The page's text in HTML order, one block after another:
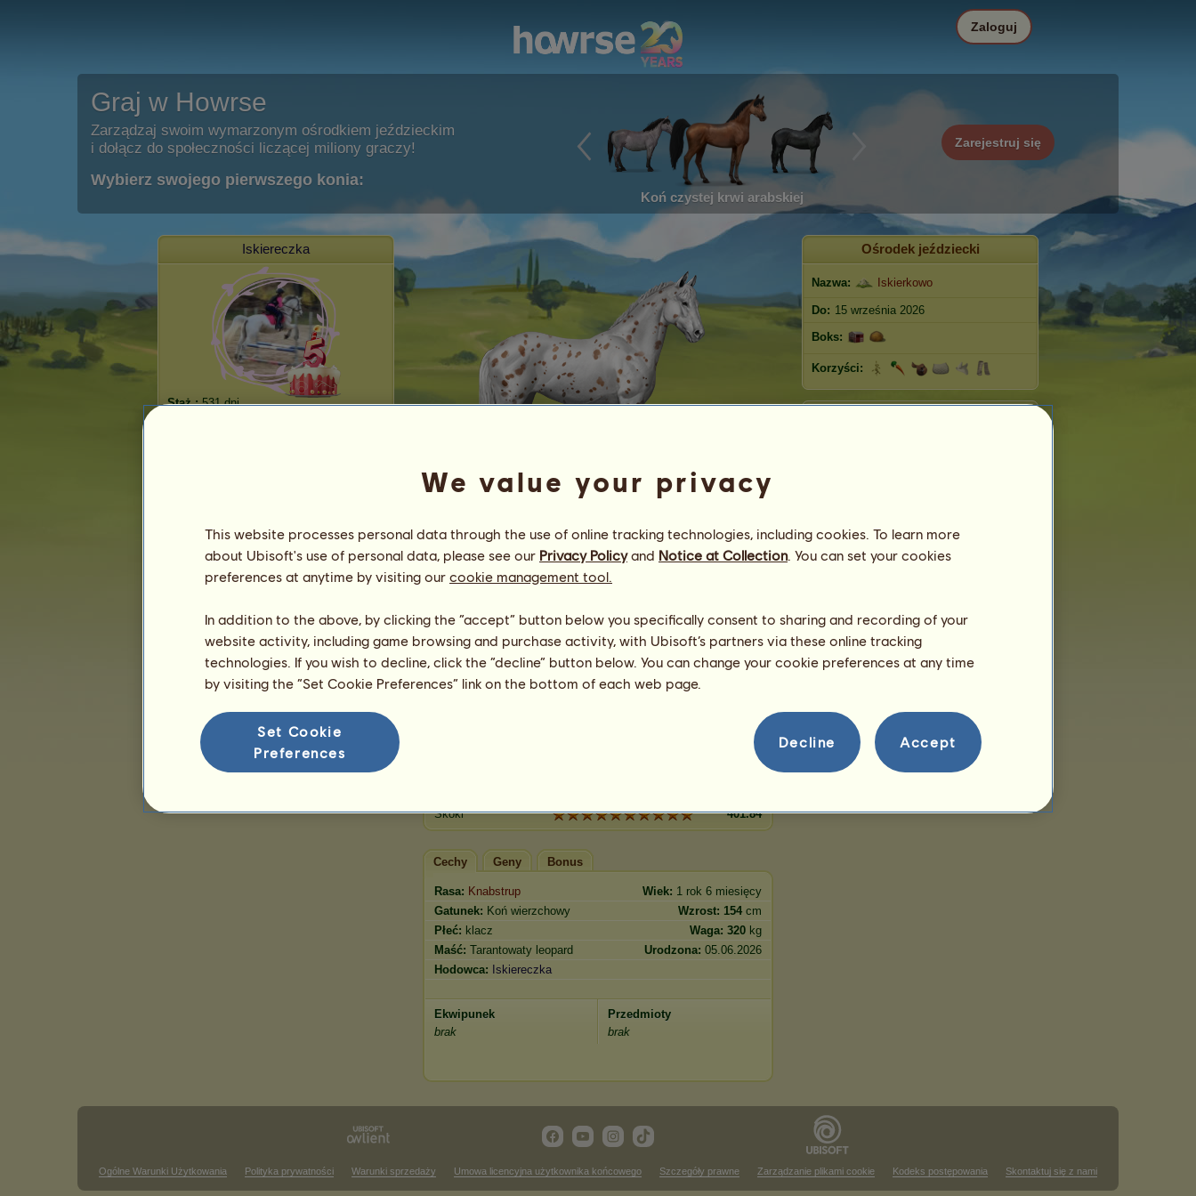
Graj w Howrse
Zarządzaj swoim wymarzonym ośrodkiem jeździeckim
i dołącz do społeczności liczącej miliony graczy!
Wybierz swojego pierwszego konia:
Koń czystej krwi arabskiej
Zarejestruj się
Zaloguj
Iskiereczka
Staż :531 dni
Ranking ogólny
Ranking gatunków
$ golden dots $
Energia 33%
Zdrowie
100
205.93
518.21
Skoki
401.84
Cechy Geny Bonus
Rasa: Knabstrup Wiek: 1 rok 6 miesięcy
Gatunek: Koń wierzchowy Wzrost: 154 cm
Płeć: klacz Waga: 320 kg
Maść: Tarantowaty leopard Urodzona: 05.06.2026
Hodowca: Iskiereczka
Ekwipunek
brak
Przedmioty
brak
Ośrodek jeździecki
Nazwa: Iskierkowo
Do: 15 września 2026
Boks:
Korzyści:
Rozmnażanie
Ogólne Warunki Użytkowania Polityka prywatności Warunki sprzedaży Umowa licencyjna użytkownika końcowego Szczegóły prawne Zarządzanie plikami cookie Kodeks postępowania Skontaktuj się z nami
We value your privacy
This website processes personal data through the use of online tracking technologies, including cookies. To learn more
about Ubisoft's use of personal data, please see our Privacy Policyand Notice at Collection. You can set your cookies
preferences at anytime by visiting our cookie management tool.
In addition to the above, by clicking the “accept” button below you specifically consent to sharing and recording of your
website activity, including game browsing and purchase activity, with Ubisoft’s partners via these online tracking
technologies. If you wish to decline, click the “decline” button below. You can change your cookie preferences at any time
by visiting the “Set Cookie Preferences” link on the bottom of each web page.
Set Cookie
Preferences
Decline Accept